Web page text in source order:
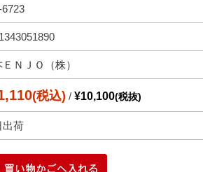
6723
ＥＮＪＯ（株）
(税込) / ¥10,100(税抜)
出荷